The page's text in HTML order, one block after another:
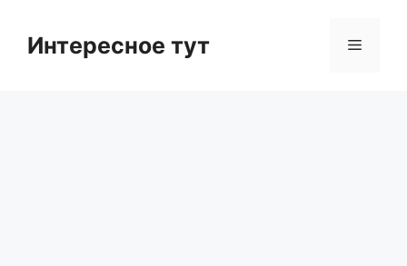
contentИнтересное тут Menu